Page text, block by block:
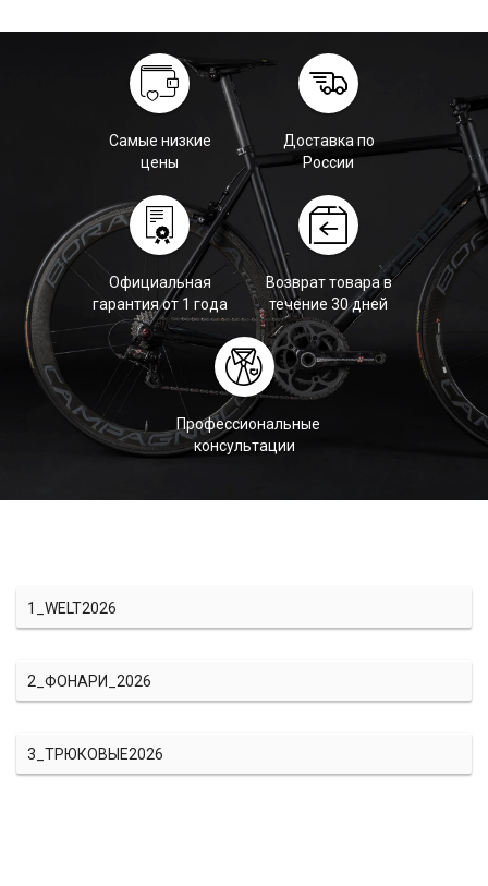
Самые низкие
цены
Доставка по
России
Официальная
гарантия от 1 года
Возврат товара в
течение 30 дней
Профессиональные
консультации
1_WELT2026
2_ФОНАРИ_2026
3_ТРЮКОВЫЕ2026